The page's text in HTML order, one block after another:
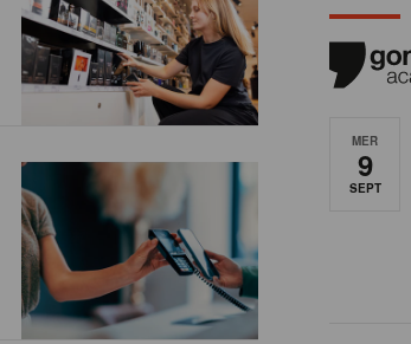
MER
9
SEPT